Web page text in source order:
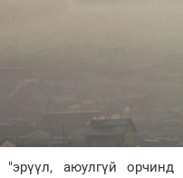
аюулгүй орчинд